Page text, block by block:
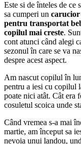
Este si de înteles de ce
sa cumperi un carucior
pentru transportat
copilul mai creste.
cont atunci când alegi
sezonul în care se va
despre acest aspect.
Am nascut copilul în
pentru a iesi cu copilul
poate nici atât. Cât era
cosuletul scoica unde
Când vremea s-a mai
martie, am început sa
nevoia unui landou,